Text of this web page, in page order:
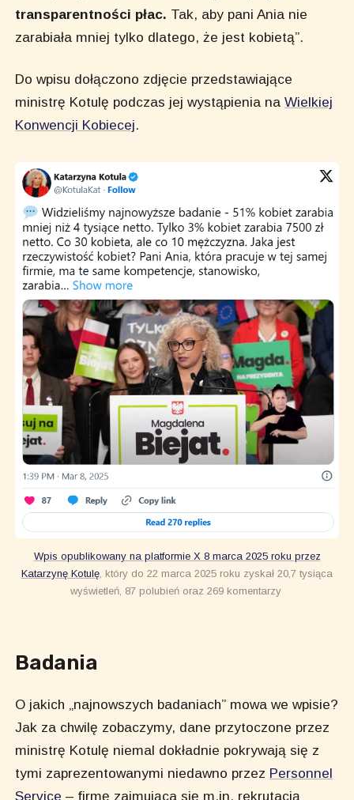
transparentności płac. Tak, aby pani Ania nie
zarabiała mniej tylko dlatego, że jest kobietą”.
Do wpisu dołączono zdjęcie przedstawiające
ministrę Kotulę podczas jej wystąpienia naWielkiej
Konwencji Kobiecej.
Wpis opublikowany na platformie X 8 marca 2025 roku przez
Katarzynę Kotulę , który do 22 marca 2025 roku zyskał 20,7 tysiąca
wyświetleń, 87 polubień oraz 269 komentarzy
Badania
O jakich „najnowszych badaniach” mowa we wpisie?
Jak za chwilę zobaczymy, dane przytoczone przez
ministrę Kotulę niemal dokładnie pokrywają się z
tymi zaprezentowanymi niedawno przez Personnel
Service – firmę zajmująca się m.in. rekrutacją